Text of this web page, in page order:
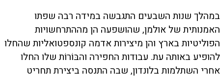
במהלך שנות השבעים התגבשה במידה רבה שפתו
האמנותית של אולמן, שהושפעה הן מההתרחשויות
הפוליטיות בארץ והן מיצירות אדמה קונספטואליות שהחלו
להופיע באותה עת. עבודות החפירה והבּוֹרוֹת שלו החלו
אחרי השתלמות בלונדון, שבה התנסה ביצירת תחריט